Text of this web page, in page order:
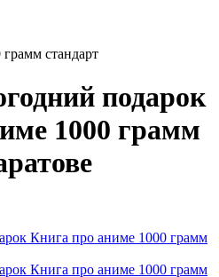
стандарт
подарок
1000 грамм